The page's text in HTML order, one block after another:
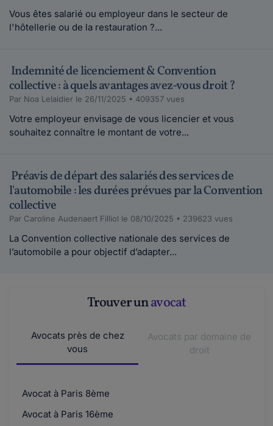
Vous êtes salarié ou employeur dans le secteur de
l'hôtellerie ou de la restauration ?...
Indemnité de licenciement & Convention
collective : à quels avantages avez-vous droit ?
Par Noa Lelaidier le 26/11/2025 • 409357 vues
Votre employeur envisage de vous licencier et vous
souhaitez connaître le montant de votre...
Préavis de départ des salariés des services de
l'automobile : les durées prévues par la Convention
collective
Par Caroline Audenaert Filliol le 08/10/2025 • 239623 vues
La Convention collective nationale des services de
l’automobile a pour objectif d’adapter...
Trouver unavocat
Avocats près de chez
vous
Avocats par domaine de
droit
Avocat à Paris 8ème
Avocat à Paris 16ème